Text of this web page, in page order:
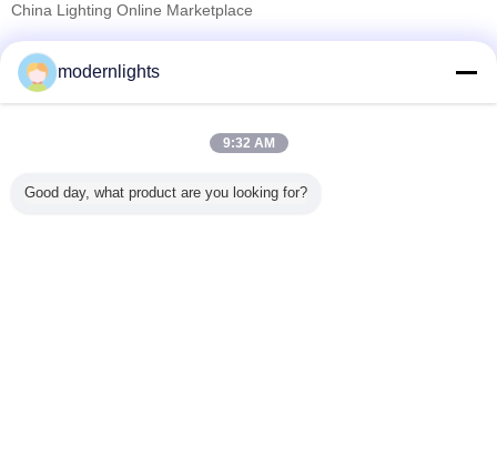
China Lighting Online Marketplace
Trust Seal
Verified Suplier
Semua produk
modernlights
9:32 AM
Good day, what product are you looking for?